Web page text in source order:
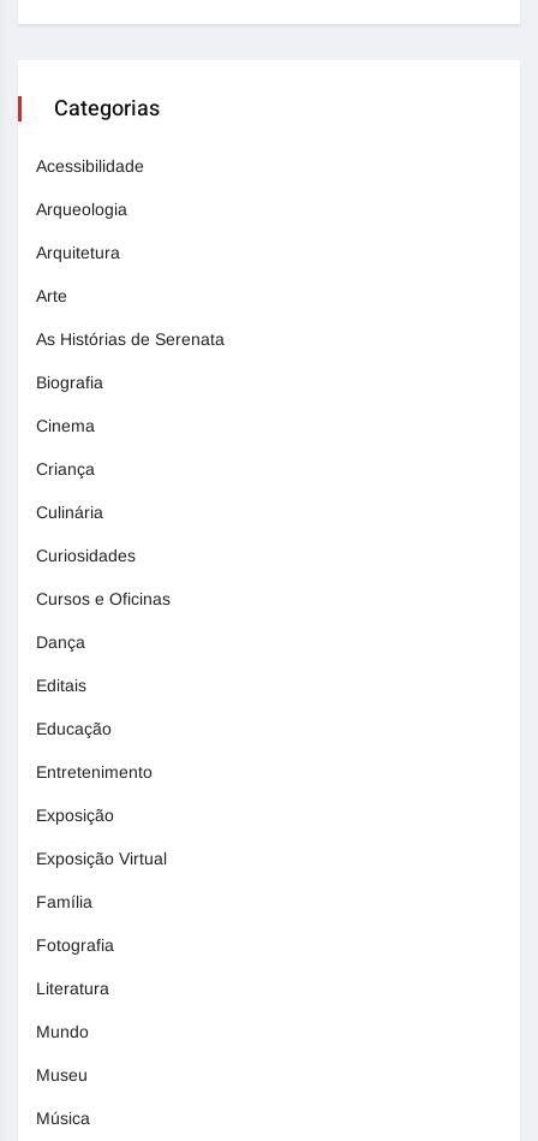
Categorias
Acessibilidade
Arqueologia
Arquitetura
Arte
As Histórias de Serenata
Biografia
Cinema
Criança
Culinária
Curiosidades
Cursos e Oficinas
Dança
Editais
Educação
Entretenimento
Exposição
Exposição Virtual
Família
Fotografia
Literatura
Mundo
Museu
Música